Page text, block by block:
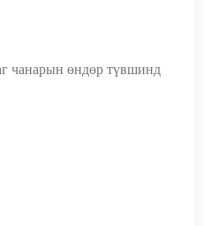
чанарын өндөр түвшинд